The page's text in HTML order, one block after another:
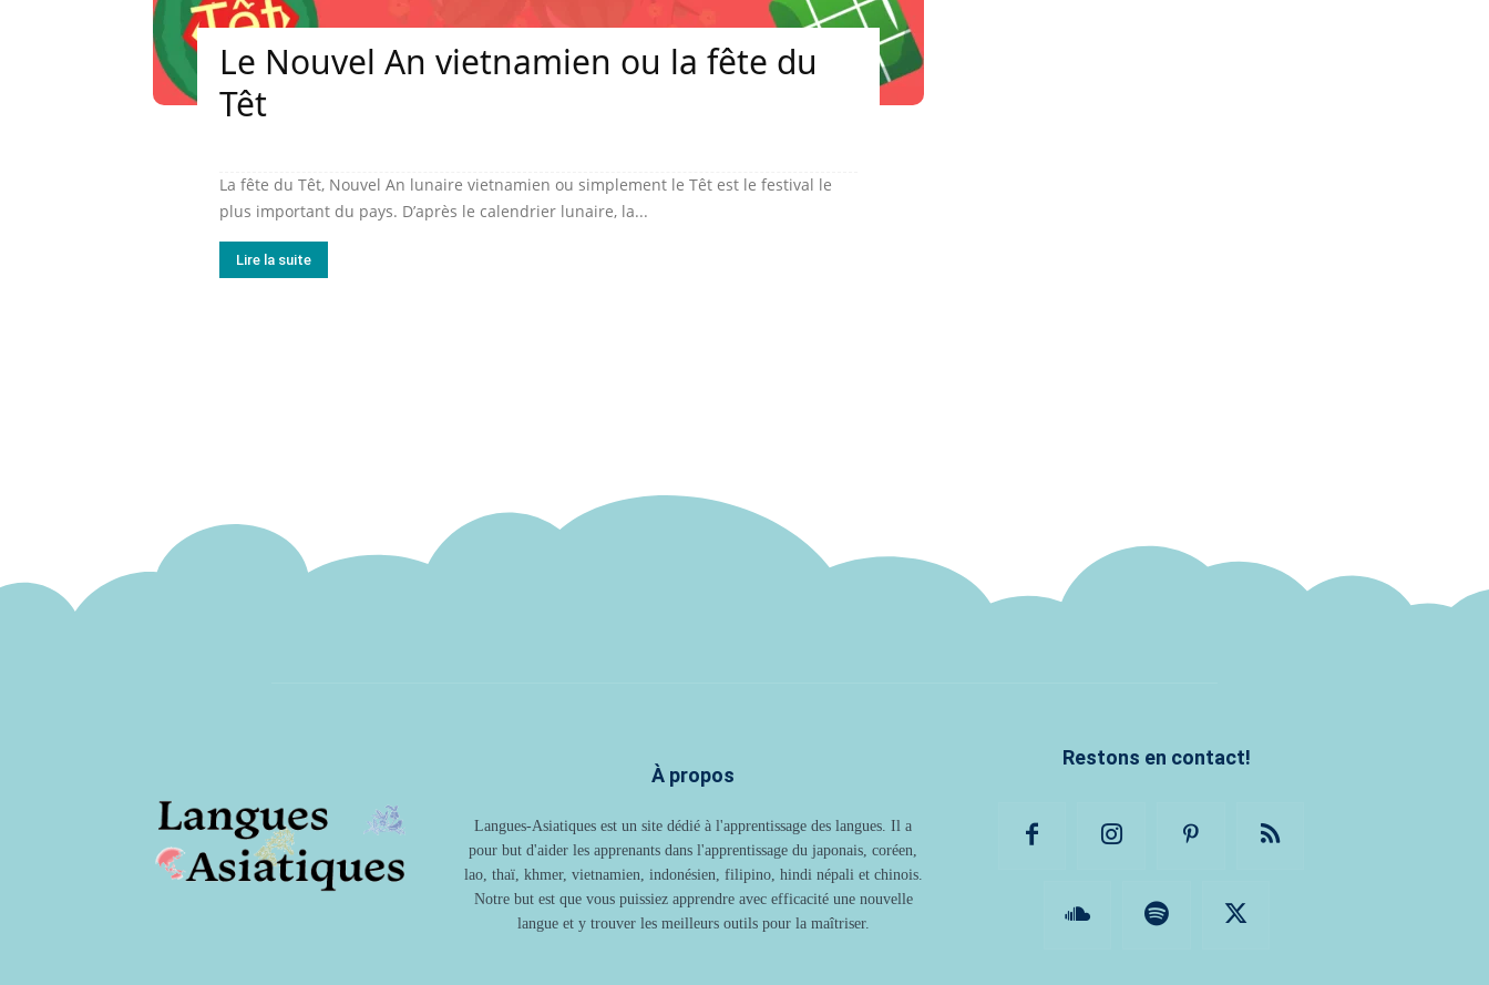
Le Nouvel An vietnamien ou la fête du
Têt
La fête du Têt, Nouvel An lunaire vietnamien ou simplement le Têt est le festival le
plus important du pays. D’après le calendrier lunaire, la...
Lire la suite
À propos
Langues-Asiatiques est un site dédié à l'apprentissage des langues. Il a
pour but d'aider les apprenants dans l'apprentissage du japonais, coréen,
lao, thaï, khmer, vietnamien, indonésien, filipino, hindi népali et chinois.
Notre but est que vous puissiez apprendre avec efficacité une nouvelle
langue et y trouver les meilleurs outils pour la maîtriser.
Restons en contact!